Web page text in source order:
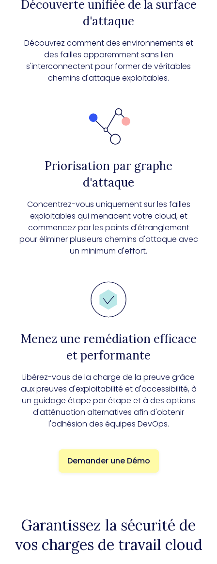
Découverte unifiée de la surface
d'attaque
Découvrez comment des environnements et
des failles apparemment sans lien
s'interconnectent pour former de véritables
chemins d'attaque exploitables.
Priorisation par graphe
d'attaque
Concentrez-vous uniquement sur les failles
exploitables qui menacent votre cloud, et
commencez par les points d'étranglement
pour éliminer plusieurs chemins d'attaque avec
un minimum d'effort.
Menez une remédiation efficace
et performante
Libérez-vous de la charge de la preuve grâce
aux preuves d'exploitabilité et d'accessibilité, à
un guidage étape par étape et à des options
d'atténuation alternatives afin d'obtenir
l'adhésion des équipes DevOps.
Demander une Démo
Garantissez la sécurité de
vos charges de travail cloud